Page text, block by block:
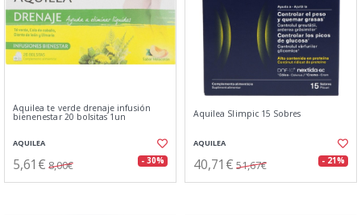
Aquilea te verde drenaje infusión
bienenestar 20 bolsitas 1un
AQUILEA
5,61€ 8,00€ - 30%
Aquilea Slimpic 15 Sobres
AQUILEA
40,71€ 51,67€ - 21%